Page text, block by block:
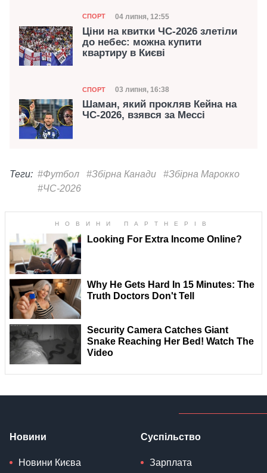
Категорія
СПОРТ Дата публікації
04 липня, 12:55
Ціни на квитки ЧС-2026 злетіли
до небес: можна купити
квартиру в Києві
Категорія
СПОРТ Дата публікації
03 липня, 16:38
Шаман, який прокляв Кейна на
ЧС-2026, взявся за Мессі
Теги: #Футбол #Збірна Канади
#Збірна Марокко
#ЧС-2026
Новини
Новини Києва
Суспільство
Зарплата